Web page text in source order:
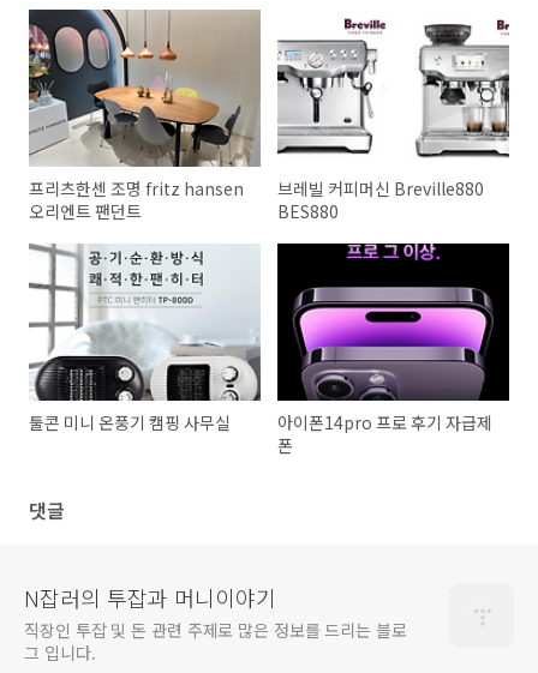
프리츠한센 조명 fritz hansen
오리엔트 팬던트
브레빌 커피머신 Breville880
BES880
툴콘 미니 온풍기 캠핑 사무실
아이폰14pro 프로 후기 자급제
폰
댓글
N잡러의 투잡과 머니이야기
직장인 투잡 및 돈 관련 주제로 많은 정보를 드리는 블로
그 입니다.